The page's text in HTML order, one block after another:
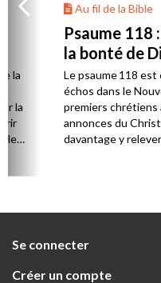
la
la
le
Au fil de la Bible
Psaume 118
la bonté de
Le psaume 118
échos dans le
premiers chrétiens
annonces du
davantage y
Se connecter
Créer un compte